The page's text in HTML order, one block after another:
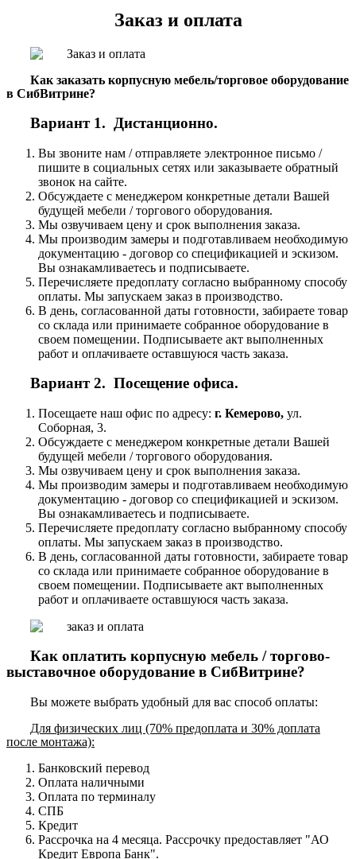
Заказ и оплата
Как заказать корпусную мебель/торговое оборудование
в СибВитрине?
Вариант 1. Дистанционно.
Вы звоните нам / отправляете электронное письмо /
пишите в социальных сетях или заказываете обратный
звонок на сайте.
Обсуждаете с менеджером конкретные детали Вашей
будущей мебели / торгового оборудования.
Мы озвучиваем цену и срок выполнения заказа.
Мы производим замеры и подготавливаем необходимую
документацию - договор со спецификацией и эскизом.
Вы ознакамливаетесь и подписываете.
Перечисляете предоплату согласно выбранному способу
оплаты. Мы запускаем заказ в производство.
В день, согласованной даты готовности, забираете товар
со склада или принимаете собранное оборудование в
своем помещении. Подписываете акт выполненных
работ и оплачиваете оставшуюся часть заказа.
Вариант 2. Посещение офиса.
Посещаете наш офис по адресу: г. Кемерово, ул.
Соборная, 3.
Обсуждаете с менеджером конкретные детали Вашей
будущей мебели / торгового оборудования.
Мы озвучиваем цену и срок выполнения заказа.
Мы производим замеры и подготавливаем необходимую
документацию - договор со спецификацией и эскизом.
Вы ознакамливаетесь и подписываете.
Перечисляете предоплату согласно выбранному способу
оплаты. Мы запускаем заказ в производство.
В день, согласованной даты готовности, забираете товар
со склада или принимаете собранное оборудование в
своем помещении. Подписываете акт выполненных
работ и оплачиваете оставшуюся часть заказа.
Как оплатить корпусную мебель / торгово-
выставочное оборудование в СибВитрине?
Вы можете выбрать удобный для вас способ оплаты:
Для физических лиц (70% предоплата и 30% доплата
после монтажа):
Банковский перевод
Оплата наличными
Оплата по терминалу
СПБ
Кредит
Рассрочка на 4 месяца. Рассрочку предоставляет "АО
Кредит Европа Банк".